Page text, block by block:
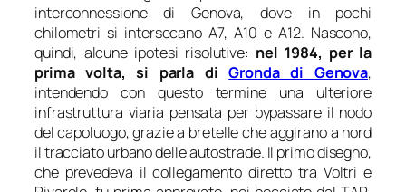
interconnessione di Genova, dove in pochi
chilometri si intersecano A7, A10 e A12. Nascono,
quindi, alcune ipotesi risolutive: nel 1984, per la
prima volta, si parla diGronda di Genova,
intendendo con questo termine una ulteriore
infrastruttura viaria pensata per bypassare il nodo
del capoluogo, grazie a bretelle che aggirano a nord
il tracciato urbano delle autostrade. Il primo disegno,
che prevedeva il collegamento diretto tra Voltri e